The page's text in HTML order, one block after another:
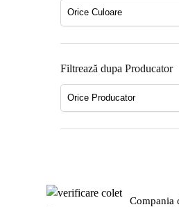
Filtrează dupa Producator
Compania